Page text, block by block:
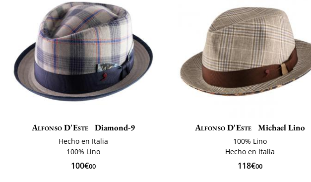
Alfonso D'Este Diamond-9
Hecho en Italia
100% Lino
100€00
Alfonso D'Este Michael Lino
100% Lino
Hecho en Italia
118€00